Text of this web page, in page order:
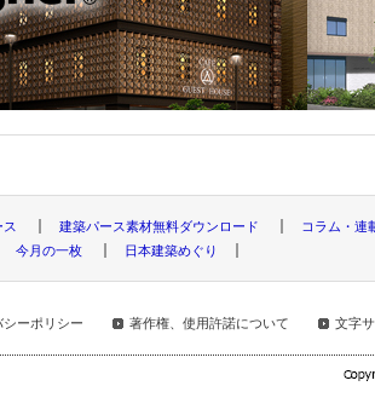
建築パース素材無料ダウンロード コラム・連
今月の一枚
日本建築めぐり
シーポリシー 著作権、使用許諾について 文字